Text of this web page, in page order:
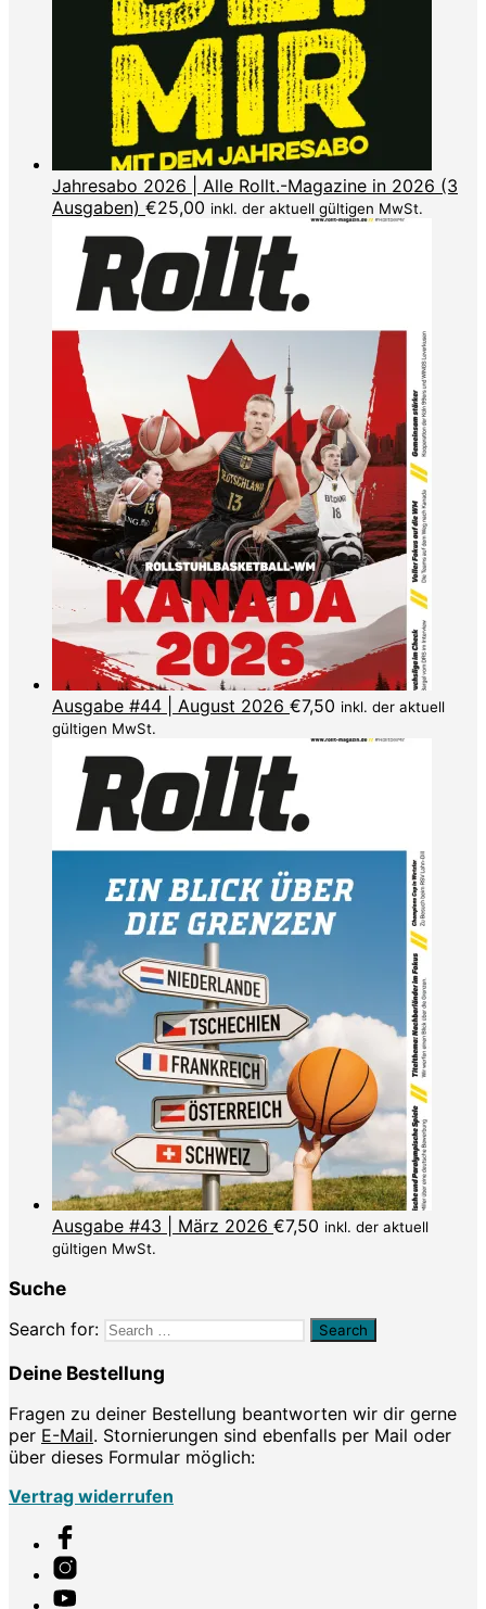
Jahresabo 2026 | Alle Rollt.-Magazine in 2026 (3
Ausgaben) €25,00 inkl. der aktuell gültigen MwSt.
Ausgabe #44 | August 2026 €7,50 inkl. der aktuell
gültigen MwSt.
Ausgabe #43 | März 2026 €7,50 inkl. der aktuell
gültigen MwSt.
Suche
Search for:
Deine Bestellung
Fragen zu deiner Bestellung beantworten wir dir gerne
per E-Mail. Stornierungen sind ebenfalls per Mail oder
über dieses Formular möglich:
Vertrag widerrufen